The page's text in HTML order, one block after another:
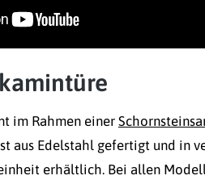
im Rahmen einer
aus Edelstahl gefertigt und in
erhältlich. Bei allen